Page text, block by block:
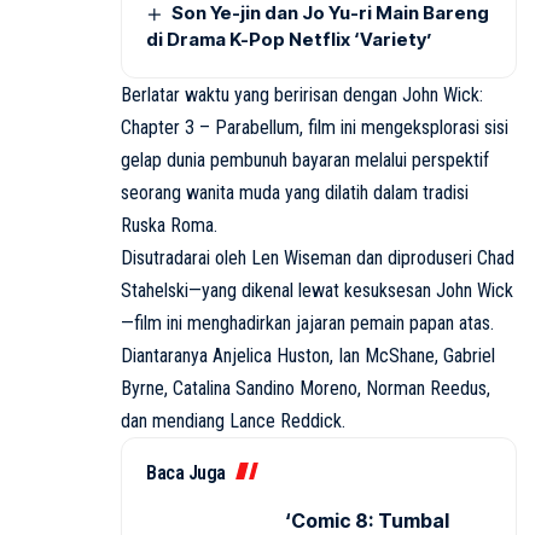
Son Ye-jin dan Jo Yu-ri Main Bareng
di Drama K-Pop Netflix ‘Variety’
Berlatar waktu yang beririsan dengan John Wick:
Chapter 3 – Parabellum, film ini mengeksplorasi sisi
gelap dunia pembunuh bayaran melalui perspektif
seorang wanita muda yang dilatih dalam tradisi
Ruska Roma.
Disutradarai oleh Len Wiseman dan diproduseri Chad
Stahelski—yang dikenal lewat kesuksesan John Wick
—film ini menghadirkan jajaran pemain papan atas.
Diantaranya Anjelica Huston, Ian McShane, Gabriel
Byrne, Catalina Sandino Moreno, Norman Reedus,
dan mendiang Lance Reddick.
Baca Juga
‘Comic 8: Tumbal